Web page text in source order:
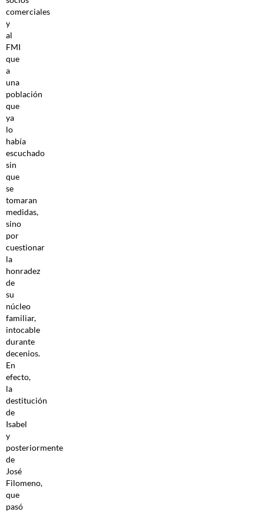
comerciales
y
al
FMI
que
a
una
población
que
ya
lo
había
escuchado
sin
que
se
tomaran
medidas,
sino
por
cuestionar
la
honradez
de
su
núcleo
familiar,
intocable
durante
decenios.
En
efecto,
la
destitución
de
Isabel
y
posteriormente
de
José
Filomeno,
que
pasó